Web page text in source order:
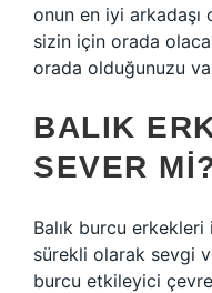
onun en iyi
sizin için orada
orada olduğunuzu
BALIK
SEVER
Balık burcu
sürekli olarak sevgi
burcu etkileyici